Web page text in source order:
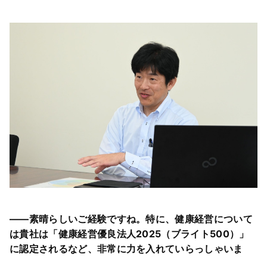
――素晴らしいご経験ですね。特に、健康経営について
は貴社は「健康経営優良法人2025（ブライト500）」
に認定されるなど、非常に力を入れていらっしゃいま